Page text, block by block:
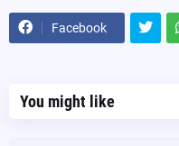
Facebook
You might like